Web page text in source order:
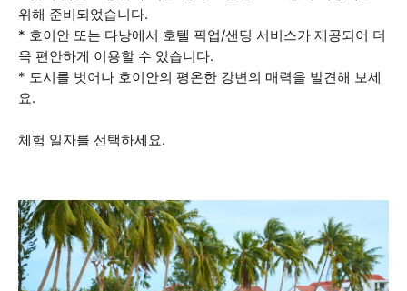
위해 준비되었습니다.
* 호이안 또는 다낭에서 호텔 픽업/샌딩 서비스가 제공되어 더
욱 편안하게 이용할 수 있습니다.
* 도시를 벗어나 호이안의 평온한 강변의 매력을 발견해 보세
요.
체험 일자를 선택하세요.